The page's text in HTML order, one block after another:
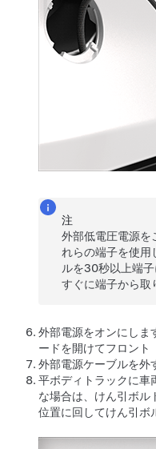
注
外部低電圧電源を
れらの端子を使用
ルを30秒以上端
すぐに端子から取
外部電源をオンにしま
ードを開けてフロント
外部電源ケーブルを外
平ボディトラックに車
な場合は、けん引ボル
位置に回してけん引ボ